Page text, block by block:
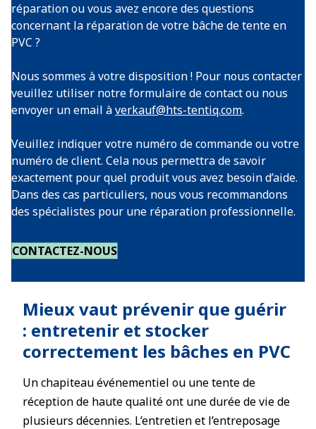
réparation ou vous avez encore des questions
concernant la réparation de votre bâche de tente en
PVC ?
Nous sommes à votre disposition ! Pour nous contacter
veuillez utiliser notre formulaire de contact ou nous
envoyer un email àverkauf@hts-tentiq.com.
Veuillez indiquer votre numéro de commande ou votre
numéro de client. Cela nous permettra de savoir
exactement pour quel produit vous avez besoin d’aide.
Dans des cas particuliers, nous vous recommandons
des spécialistes pour une réparation professionnelle.
CONTACTEZ-NOUS
Mieux vaut prévenir que guérir
: entretenir et stocker
correctement les bâches en PVC
Un chapiteau événementiel ou une tente de
réception de haute qualité ont une durée de vie de
plusieurs décennies. L’entretien et l’entreposage